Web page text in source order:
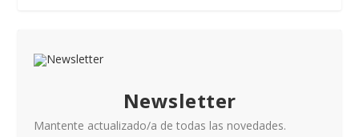
Newsletter
Mantente actualizado/a de todas las novedades.